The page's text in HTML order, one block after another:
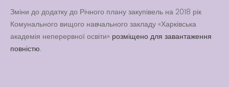
Зміни до додатку до Річного плану закупівель на 2018 рік
Комунального вищого навчального закладу «Харківська
академія неперервної освіти» розміщено для завантаження
повністю.